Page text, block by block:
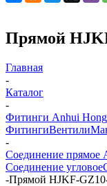
Прямой
Главная
-
Каталог
-
Фитинги Anhui
ФитингиВентили
-
Соединение прямое
Соединение угловое
-Прямой HJKF-